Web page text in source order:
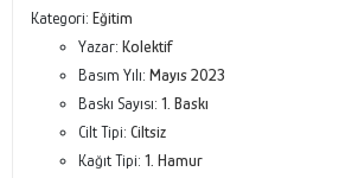
Kategori: Eğitim
Yazar: Kolektif
Basım Yılı: Mayıs 2023
Baskı Sayısı: 1. Baskı
Cilt Tipi: Ciltsiz
Kağıt Tipi: 1. Hamur